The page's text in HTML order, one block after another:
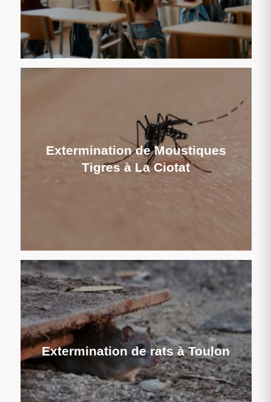
Extermination de Moustiques
Tigres à La Ciotat
Extermination de rats à Toulon